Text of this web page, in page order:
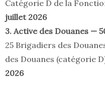
Catégorie D de la
juillet 2026
3. Active des Douanes —
25 Brigadiers des
des Douanes (catégorie
2026